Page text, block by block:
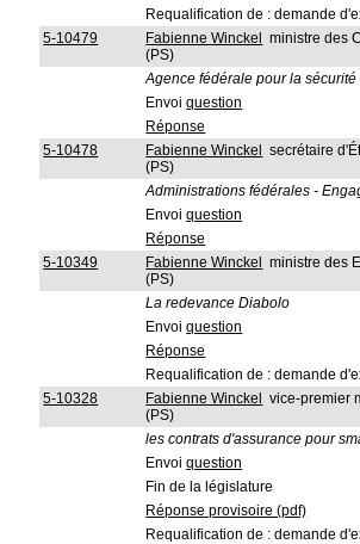
Requalification de : demande
5-10479
Fabienne Winckel
(PS)
ministre des
Agence fédérale pour la
Envoiquestion
Réponse
5-10478
Fabienne Winckel
(PS)
secrétaire
Administrations fédérales -
Envoiquestion
Réponse
5-10349
Fabienne Winckel
(PS)
ministre des
La redevance Diabolo
Envoiquestion
Réponse
Requalification de : demande
5-10328
Fabienne Winckel
(PS)
vice-premier
les contrats d'assurance pour
Envoiquestion
Fin de la législature
Réponse provisoire (pdf)
Requalification de : demande